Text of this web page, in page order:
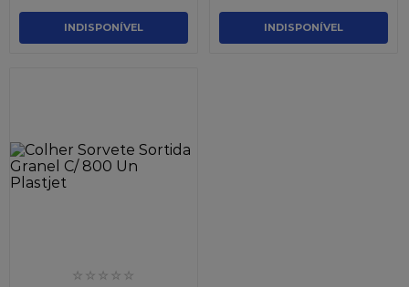
INDISPONÍVEL INDISPONÍVEL
☆ ☆ ☆ ☆ ☆